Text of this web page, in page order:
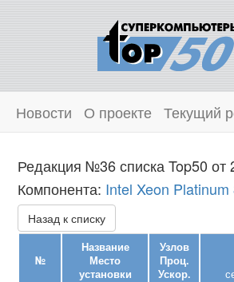
Новости О проекте Текущий
Редакция №36 списка Top50 от
Компонента: Intel Xeon Platinum
Назад к списку
№
Название
Место
установки
Узлов
Проц.
Ускор.